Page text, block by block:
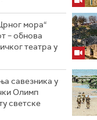
мора“
– обнова
театра у
савезника у
Олимп
светске